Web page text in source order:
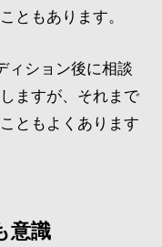
ともあります。
ィション後に相談
ますが、それまで
ともよくあります
意識